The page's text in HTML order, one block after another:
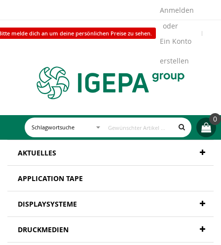
melde dich an um deine persönlichen Preise zu sehen.
Anmelden
Ein Konto
erstellen
0
AKTUELLES
APPLICATION TAPE
DISPLAYSYSTEME
DRUCKMEDIEN